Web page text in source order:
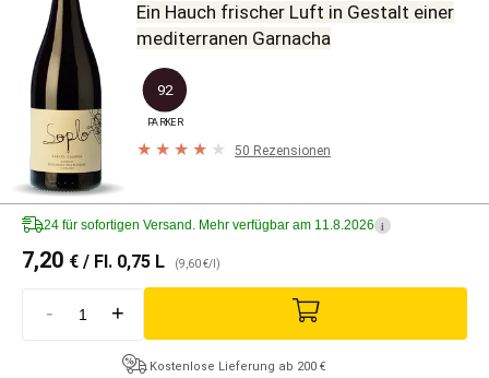
Ein Hauch frischer Luft in Gestalt einer
mediterranen Garnacha
92
PARKER
50 Rezensionen
24 für sofortigen Versand. Mehr verfügbar am 11.8.2026 i
7,20 € / Fl. 0,75 L (9,60 €/l)
- +
Kostenlose Lieferung ab 200 €